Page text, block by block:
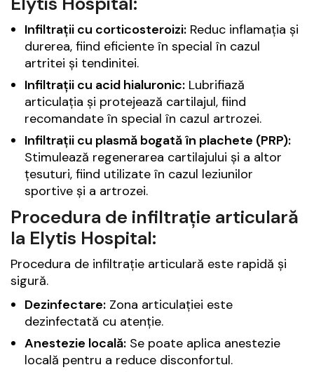
Infiltrații cu corticosteroizi: Reduc inflamația și
durerea, fiind eficiente în special în cazul
artritei și tendinitei.
Infiltrații cu acid hialuronic: Lubrifiază
articulația și protejează cartilajul, fiind
recomandate în special în cazul artrozei.
Infiltrații cu plasmă bogată în plachete (PRP):
Stimulează regenerarea cartilajului și a altor
țesuturi, fiind utilizate în cazul leziunilor
sportive și a artrozei.
Procedura de infiltrație articulară
la Elytis Hospital:
Procedura de infiltrație articulară este rapidă și
sigură.
Dezinfectare: Zona articulației este
dezinfectată cu atenție.
Anestezie locală: Se poate aplica anestezie
locală pentru a reduce disconfortul.